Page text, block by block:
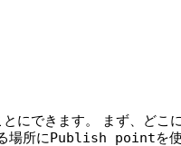
にできます。
まず、どこ
場所にPublish pointを